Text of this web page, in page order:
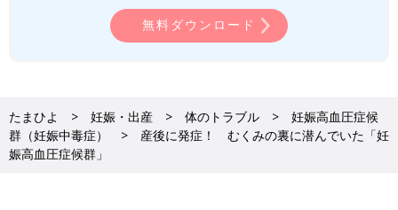
無料ダウンロード
たまひよ 妊娠・出産 体のトラブル
妊娠高血圧症候
群（妊娠中毒症）
産後に発症！ むくみの裏に潜んでいた「妊
娠高血圧症候群」